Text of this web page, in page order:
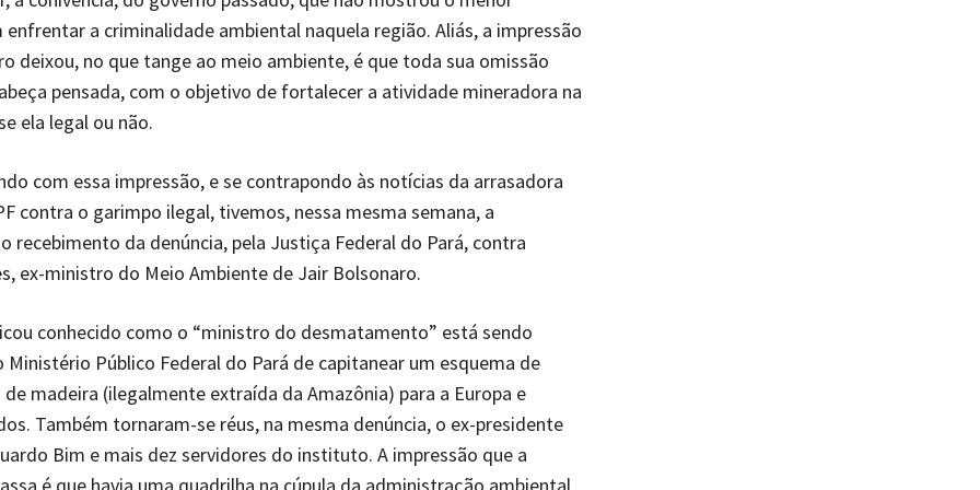
enfrentar a criminalidade ambiental naquela região. Aliás, a impressão
deixou, no que tange ao meio ambiente, é que toda sua omissão
pensada, com o objetivo de fortalecer a atividade mineradora na
ela legal ou não.
com essa impressão, e se contrapondo às notícias da arrasadora
contra o garimpo ilegal, tivemos, nessa mesma semana, a
recebimento da denúncia, pela Justiça Federal do Pará, contra
ex-ministro do Meio Ambiente de Jair Bolsonaro.
conhecido como o “ministro do desmatamento” está sendo
Ministério Público Federal do Pará de capitanear um esquema de
madeira (ilegalmente extraída da Amazônia) para a Europa e
Também tornaram-se réus, na mesma denúncia, o ex-presidente
Bim e mais dez servidores do instituto. A impressão que a